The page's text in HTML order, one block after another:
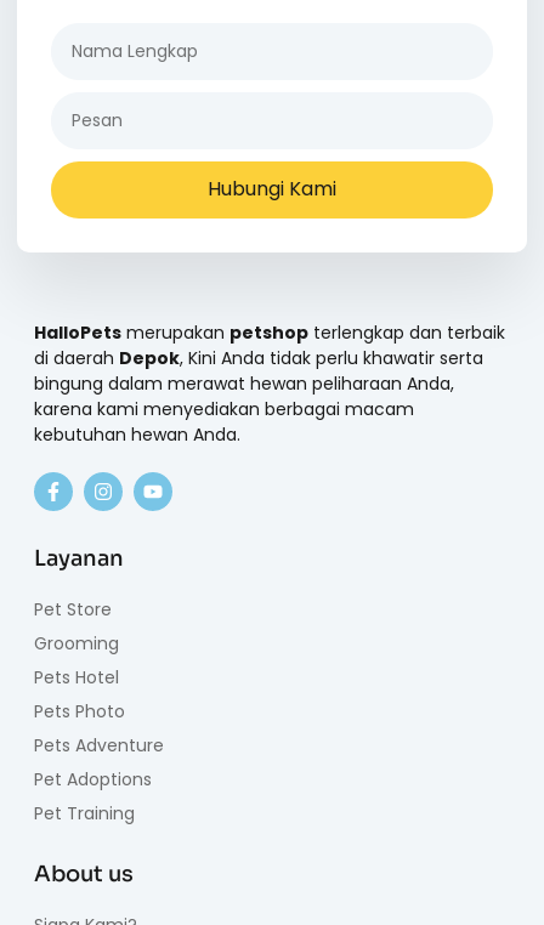
Hubungi Kami
HalloPets merupakan petshop terlengkap dan terbaik
di daerah Depok, Kini Anda tidak perlu khawatir serta
bingung dalam merawat hewan peliharaan Anda,
karena kami menyediakan berbagai macam
kebutuhan hewan Anda.
Layanan
Pet Store
Grooming
Pets Hotel
Pets Photo
Pets Adventure
Pet Adoptions
Pet Training
About us